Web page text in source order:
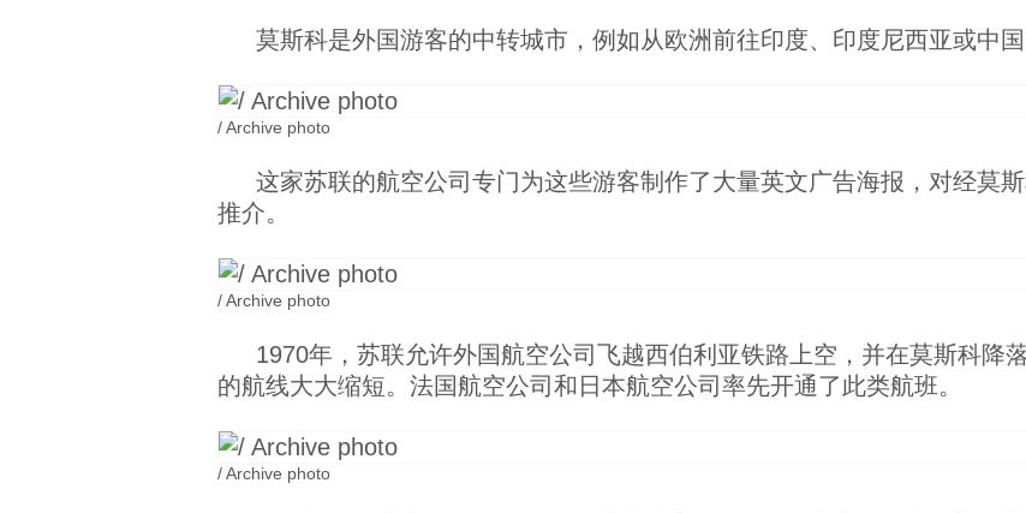
莫斯科是外国游客的中转城市，例如从欧洲前往印度、印度尼西亚或中国
/ Archive photo
这家苏联的航空公司专门为这些游客制作了大量英文广告海报，对经莫
推介。
/ Archive photo
1970年，苏联允许外国航空公司飞越西伯利亚铁路上空，并在莫斯科降
的航线大大缩短。法国航空公司和日本航空公司率先开通了此类航班。
/ Archive photo